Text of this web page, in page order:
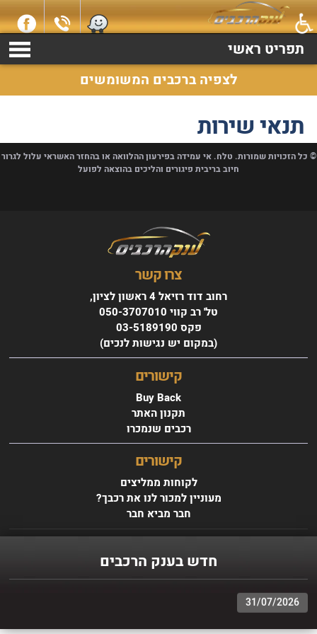
תנאי שירות | אנו נקנה את רכבך במזומן !!! צלצל עכשיו !!!
תפריט ראשי
לצפיה ברכבים המשומשים
תנאי שירות
חדש בענק הרכבים
טרייד אין לכל סוגי הרכב - רכישת רכב חדש מעולם לא הייתה קלה יותר,
אנו מבצעים טרייד אין לכל סוגי הרכבים.
03/08/2026
31/07/2026
צרו קשר
רחוב דוד רזיאל 4 ראשון לציון,
טל' רב קווי 050-3707010
פקס 03-5189190
(במקום יש נגישות לנכים)
קישורים
Buy Back
תקנון האתר
רכבים שנמכרו
קישורים
לקוחות ממליצים
מעוניין למכור לנו את רכבך?
חבר מביא חבר
© כל הזכויות שמורות. טלח. אי עמידה בפירעון ההלוואה או בהחזר האשראי עלול לגרור
חיוב בריבית פיגורים והליכים בהוצאה לפועל